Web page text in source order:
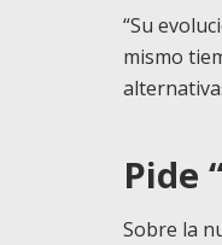
“Su
mismo
Pide
Sobre la